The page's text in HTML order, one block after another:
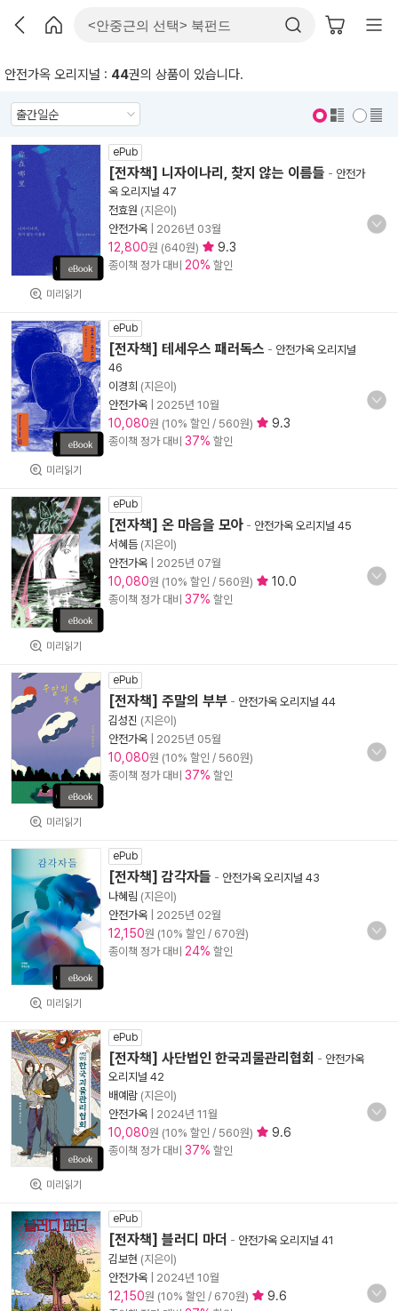
안전가옥 오리지널 : 44권의 상품이 있습니다.
미리읽기
ePub
[전자책] 니자이나리, 찾지 않는 이름들 - 안전가
옥 오리지널 47
전효원 (지은이)
안전가옥
2026년 03월
12,800원 (640원) 9.3
종이책 정가 대비 20% 할인
미리읽기
ePub
[전자책] 테세우스 패러독스 - 안전가옥 오리지널
46
이경희 (지은이)
안전가옥
2025년 10월
10,080원 (10% 할인 / 560원) 9.3
종이책 정가 대비 37% 할인
미리읽기
ePub
[전자책] 온 마음을 모아 - 안전가옥 오리지널 45
서혜듬 (지은이)
안전가옥
2025년 07월
10,080원 (10% 할인 / 560원) 10.0
종이책 정가 대비 37% 할인
미리읽기
ePub
[전자책] 주말의 부부 - 안전가옥 오리지널 44
김성진 (지은이)
안전가옥
2025년 05월
10,080원 (10% 할인 / 560원)
종이책 정가 대비 37% 할인
미리읽기
ePub
[전자책] 감각자들 - 안전가옥 오리지널 43
나혜림 (지은이)
안전가옥
2025년 02월
12,150원 (10% 할인 / 670원)
종이책 정가 대비 24% 할인
미리읽기
ePub
[전자책] 사단법인 한국괴물관리협회 - 안전가옥
오리지널 42
배예람 (지은이)
안전가옥
2024년 11월
10,080원 (10% 할인 / 560원) 9.6
종이책 정가 대비 37% 할인
ePub
[전자책] 블러디 마더 - 안전가옥 오리지널 41
김보현 (지은이)
안전가옥
2024년 10월
12,150원 (10% 할인 / 670원) 9.6